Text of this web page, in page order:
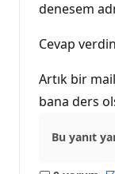
denesem
Cevap
Artık bir
bana ders
Bu yanıt